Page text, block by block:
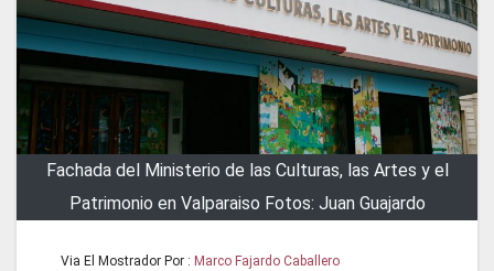
Fachada del Ministerio de las Culturas, las Artes y el
Patrimonio en Valparaiso Fotos: Juan Guajardo
Via El Mostrador Por : Marco Fajardo Caballero